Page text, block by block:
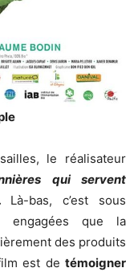
le réalisateur
qui servent
Là-bas, c’est sous
engagées que la
des produits
est de témoigner